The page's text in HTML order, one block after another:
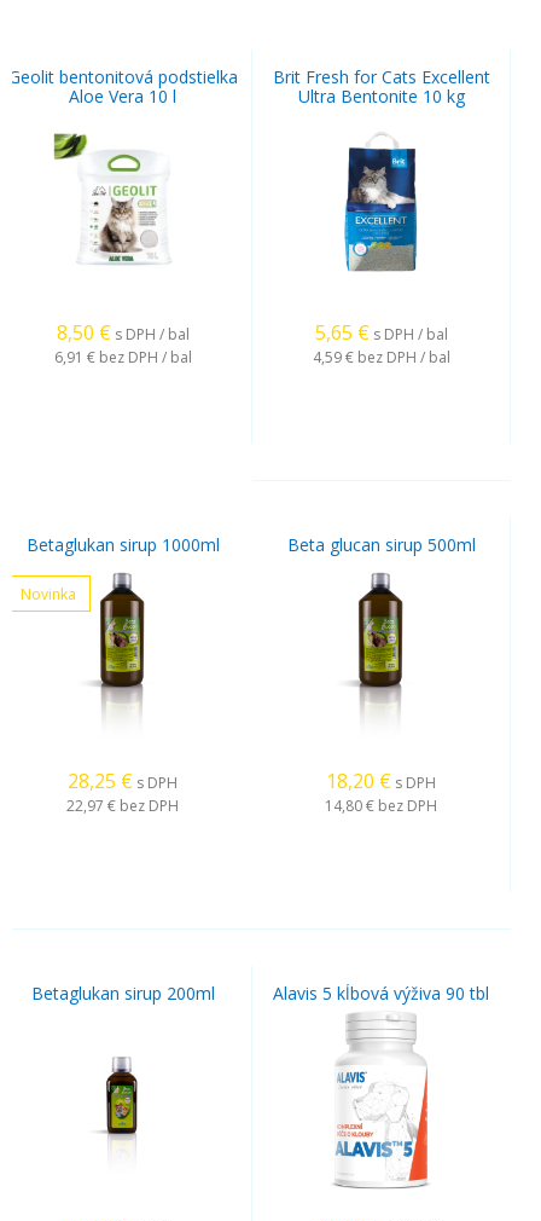
Geolit bentonitová podstielka
Aloe Vera 10 l
8,50 € s DPH / bal
6,91 € bez DPH / bal
Brit Fresh for Cats Excellent
Ultra Bentonite 10 kg
5,65 € s DPH / bal
4,59 € bez DPH / bal
Betaglukan sirup 1000ml
Novinka
28,25 € s DPH
22,97 € bez DPH
Beta glucan sirup 500ml
18,20 € s DPH
14,80 € bez DPH
Betaglukan sirup 200ml Alavis 5 kĺbová výživa 90 tbl